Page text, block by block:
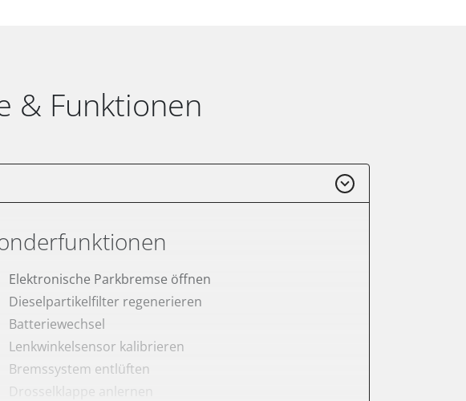
& Funktionen
Elektronische Parkbremse öffnen
Dieselpartikelfilter regenerieren
Batteriewechsel
Lenkwinkelsensor kalibrieren
Bremssystem entlüften
Drosselklappe anlernen